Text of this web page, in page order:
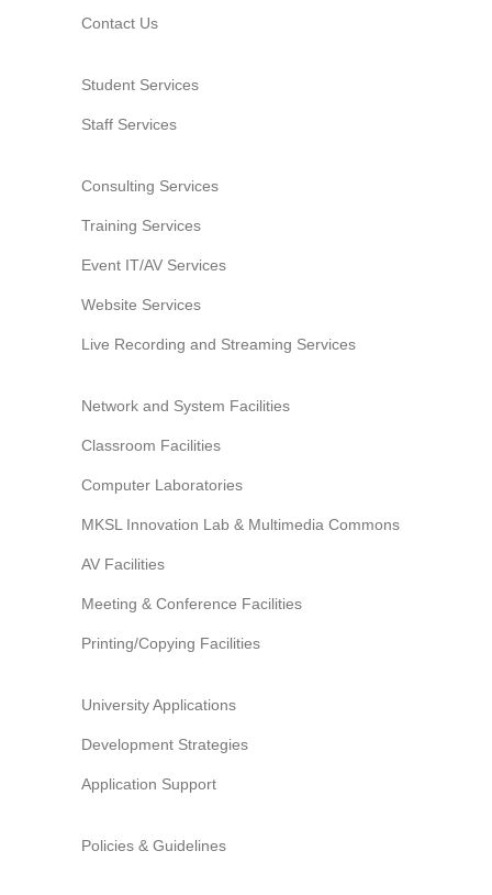
Contact Us
Student Services
Staff Services
Consulting Services
Training Services
Event IT/AV Services
Website Services
Live Recording and Streaming Services
Network and System Facilities
Classroom Facilities
Computer Laboratories
MKSL Innovation Lab & Multimedia Commons
AV Facilities
Meeting & Conference Facilities
Printing/Copying Facilities
University Applications
Development Strategies
Application Support
Policies & Guidelines